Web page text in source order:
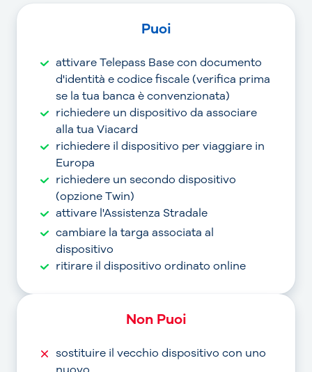
Puoi
attivare Telepass Base con documento
d'identità e codice fiscale (verifica prima
se la tua banca è convenzionata)
richiedere un dispositivo da associare
alla tua Viacard
richiedere il dispositivo per viaggiare in
Europa
richiedere un secondo dispositivo
(opzione Twin)
attivare l'Assistenza Stradale
cambiare la targa associata al
dispositivo
ritirare il dispositivo ordinato online
Non Puoi
sostituire il vecchio dispositivo con uno